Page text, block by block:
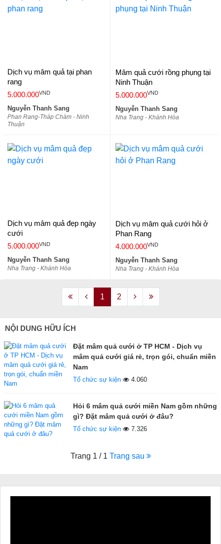
Dịch vụ mâm quả tại phan
rang
5.000.000VND
Nguyễn Thanh Sang
Phan Rang-Tháp Chàm - Ninh
Thuận
Mâm quả cưới rồng phụng tại
Ninh Thuận
5.000.000VND
Nguyễn Thanh Sang
Nha Trang - Khánh Hòa
Dịch vụ mâm quả đẹp ngày
cưới
5.000.000VND
Nguyễn Thanh Sang
Nha Trang - Khánh Hòa
Dịch vụ mâm quả cưới hỏi ở
Phan Rang
4.000.000VND
Nguyễn Thanh Sang
Nha Trang - Khánh Hòa
1 2
NỘI DUNG HỮU ÍCH
Đặt mâm quả cưới ở TP HCM - Dịch vụ
mâm quả cưới giá rẻ, trọn gói, chuẩn miền
Nam
Tổ chức sự kiện 4.060
Hỏi 6 mâm quả cưới miền Nam gồm những
gì? Đặt mâm quả cưới ở đâu?
Tổ chức sự kiện 7.326
Trang 1 / 1 Trang sau